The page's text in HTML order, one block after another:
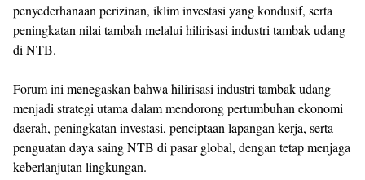
penyederhanaan perizinan, iklim investasi yang kondusif, serta
peningkatan nilai tambah melalui hilirisasi industri tambak udang
di NTB.
Forum ini menegaskan bahwa hilirisasi industri tambak udang
menjadi strategi utama dalam mendorong pertumbuhan ekonomi
daerah, peningkatan investasi, penciptaan lapangan kerja, serta
penguatan daya saing NTB di pasar global, dengan tetap menjaga
keberlanjutan lingkungan.